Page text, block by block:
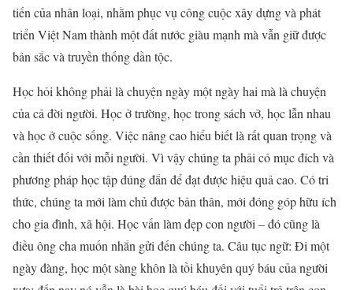
tiến của nhân loại, nhằm phục vụ công cuộc xây dựng và phát
triển Việt Nam thành một đất nước giàu mạnh mà vẫn giữ được
bản sắc và truyền thống dần tộc.
Học hỏi không phải là chuyện ngày một ngày hai mà là chuyện
của cả đời người. Học ở trường, học trong sách vở, học lẫn nhau
và học ở cuộc sống. Việc nâng cao hiểu biết là rất quan trọng và
cần thiết đối với mỗi người. Vì vậy chúng ta phải có mục đích và
phương pháp học tập đúng đắn để đạt được hiệu quả cao. Có tri
thức, chúng ta mới làm chủ được bản thân, mới đóng góp hữu ích
cho gia đình, xã hội. Học vấn làm đẹp con người – đó cũng là
điều ông cha muốn nhắn gửi đến chúng ta. Câu tục ngữ: Đi một
ngày đàng, học một sàng khôn là tồi khuyên quý báu của người